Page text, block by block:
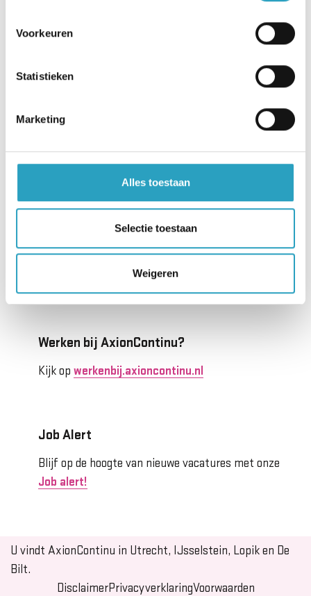
Voorkeuren
Statistieken
Marketing
Alles toestaan
Selectie toestaan
Weigeren
Beneluxlaan 922
Heeft u vragen over ons zorgaanbod? Wij helpen u
servicebureau@axioncontinu.nl
Werken bij AxionContinu?
Kijk op werkenbij.axioncontinu.nl
Job Alert
Blijf op de hoogte van nieuwe vacatures met onze
Job alert!
U vindt AxionContinu in Utrecht, IJsselstein, Lopik en De
Bilt.
DisclaimerPrivacyverklaringVoorwaarden